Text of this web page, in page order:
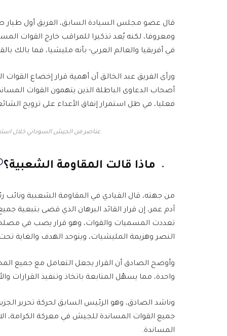
قال عضو مجلس السيادة السابق، الفريق أول طيار
ومعروفا، لكنه يُعد تذكيرا للمراقب خارج القوات
في أفريقيا والعالم العربي- بأنه مليشيا، فما بالك
ورأى الفريق عبد الخالق أن أهمية قرار إخضاع
أصحاب الدعاوى الباطلة الذين يتهمون القوات
فعليا، في ظل استمرار إنفاق الأعداء على ترويج
عناصر من الجيش السوداني خلال
ماذا قالت المقاومة الشعبية؟
من جهته، قال القيادي في المقاومة الشعبية ونائب
آدم عمر، إن قرار القائد البرهان الذي قضى بتبعية
تعددت المسميات والقوات، وهو قرار يصب في مصلحة
النصر وهزيمة المليشيات، ويتوحد الهدف والغاية
وأوضح الصادق أن القرار يجعل التعامل مع جميع
واحدة، مما يسهّل المتابعة باتخاذ وتنفيذ القرارات
وناشد الصادق، وهو الرئيس السابق لحركة تحرير
جميع القوات المساندة للجيش في معركة الكرامة،
المساندة.